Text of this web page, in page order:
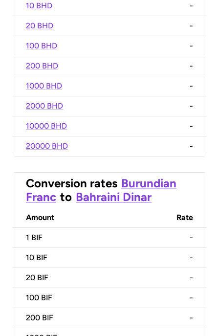
10 BHD -
20 BHD -
100 BHD -
200 BHD -
1000 BHD -
2000 BHD -
10000 BHD -
20000 BHD -
Conversion rates Burundian
Franc to Bahraini Dinar
Amount Rate
1 BIF -
10 BIF -
20 BIF -
100 BIF -
200 BIF -